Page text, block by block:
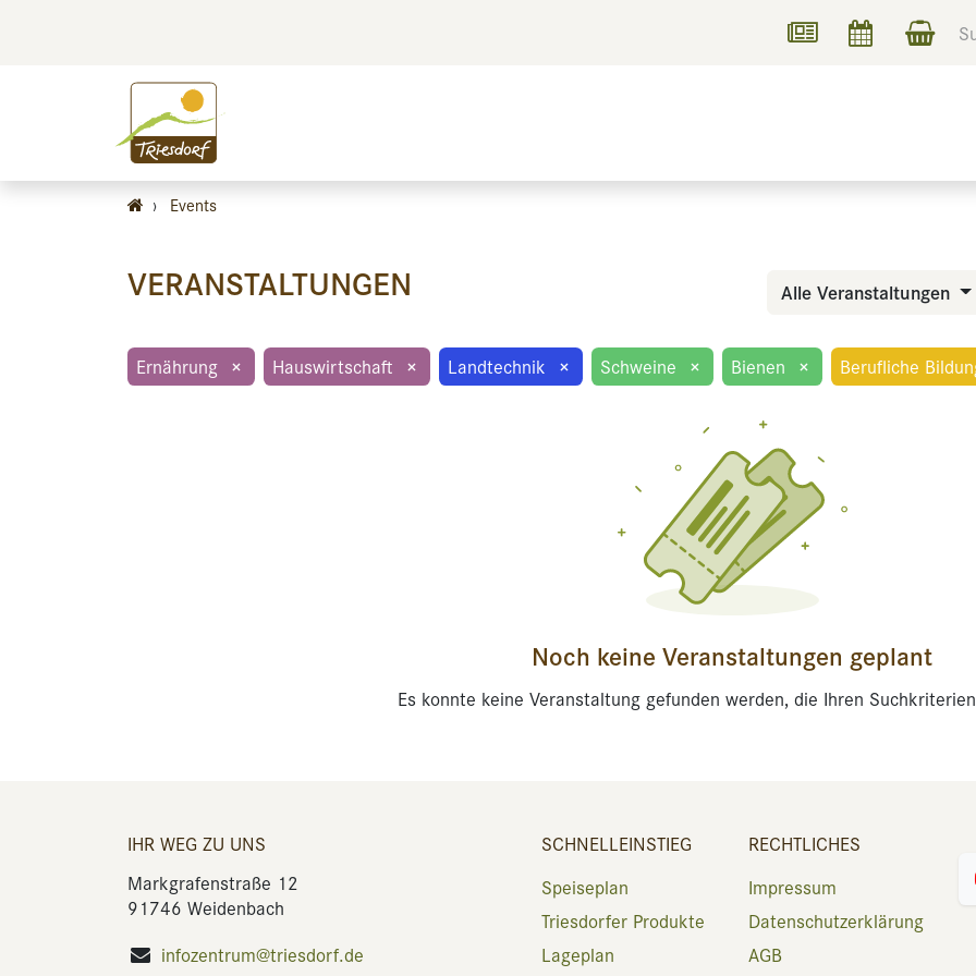
› Events
VERANSTALTUNGEN Alle Veranstaltungen
Ernährung × Hauswirtschaft × Landtechnik × Schweine × Bienen × Berufliche
Noch keine Veranstaltungen geplant
Es konnte keine Veranstaltung gefunden werden, die Ihren
IHR WEG ZU UNS
Markgrafenstraße 12
91746 Weidenbach
infozentrum@triesdorf.de
SCHNELLEINSTIEG
Speiseplan
Triesdorfer Produkte
Lageplan
RECHTLICHES
Impressum
Datenschutzerklärung
AGB